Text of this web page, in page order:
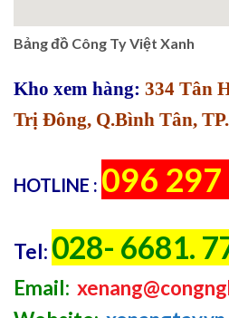
Bảng đồ Công Ty Việt Xanh
Kho xem hàng: 334 Tân
Trị Đông, Q.Bình Tân,
HOTLINE : 096
Tel: 028- 6681.
Email: